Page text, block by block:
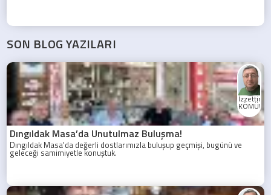
SON BLOG YAZILARI
Dıngıldak Masa’da Unutulmaz Buluşma!
Dıngıldak Masa'da değerli dostlarımızla buluşup geçmişi, bugünü ve
geleceği samimiyetle konuştuk.
İzzettin